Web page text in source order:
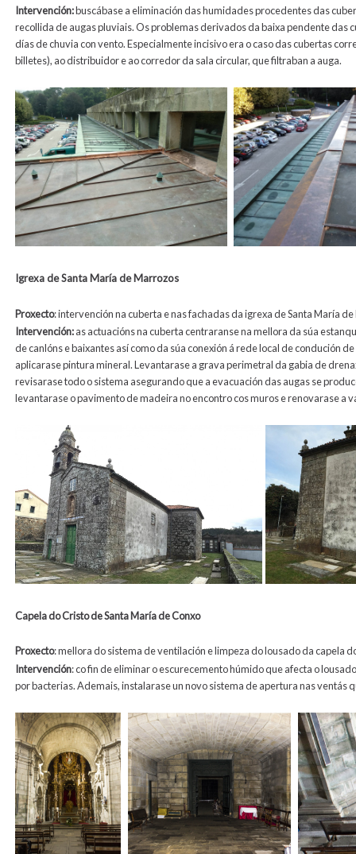
Intervención:buscábase a eliminación das humidades procedentes das
recollida de augas pluviais. Os problemas derivados da baixa pendente das
días de chuvia con vento. Especialmente incisivo era o caso das cubertas
billetes), ao distribuidor e ao corredor da sala circular, que filtraban a auga.
Igrexa de Santa María de Marrozos
Proxecto: intervención na cuberta e nas fachadas da igrexa de Santa María
Intervención:as actuacións na cuberta centraranse na mellora da súa
de canlóns e baixantes así como da súa conexión á rede local de condución
aplicarase pintura mineral. Levantarase a grava perimetral da gabia de
revisarase todo o sistema asegurando que a evacuación das augas se
levantarase o pavimento de madeira no encontro cos muros e renovarase a
Capela do Cristo de Santa María de Conxo
Proxecto: mellora do sistema de ventilación e limpeza do lousado da capela
Intervención: co fin de eliminar o escurecemento húmido que afecta o
por bacterias. Ademais, instalarase un novo sistema de apertura nas ventás